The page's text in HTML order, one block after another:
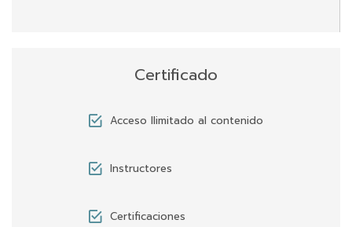
Certificado
Acceso llimitado al contenido
Instructores
Certificaciones